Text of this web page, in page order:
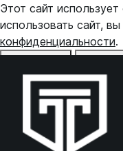
Этот сайт
использовать сайт,
конфиденциальности.
Отказаться
Online чат